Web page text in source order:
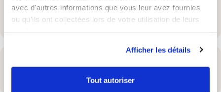
avec d'autres informations que vous leur avez fournies
ou qu'ils ont collectées lors de votre utilisation de leurs
Afficher les détails
Tout autoriser
Les tarifs de la Gamme Gourmet
Une agence à votre disposition